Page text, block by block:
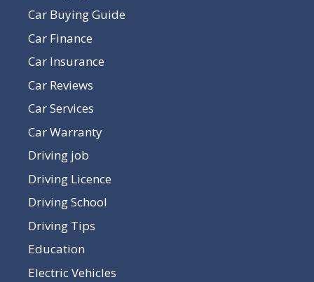
Car Buying Guide
Car Finance
Car Insurance
Car Reviews
Car Services
Car Warranty
Driving job
Driving Licence
Driving School
Driving Tips
Education
Electric Vehicles